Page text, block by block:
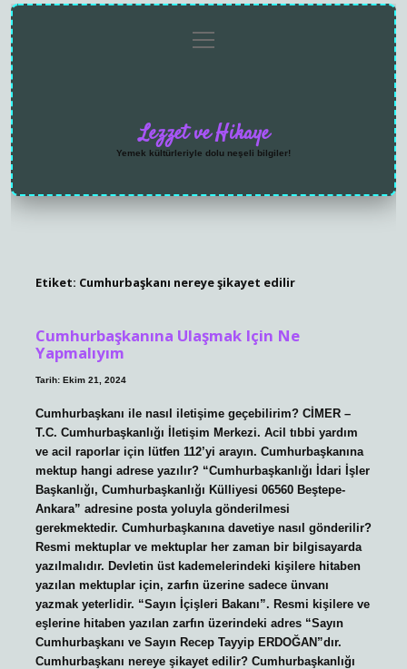
menüyü
aç
Lezzet ve Hikaye
Yemek kültürleriyle dolu neşeli bilgiler!
Etiket: Cumhurbaşkanı nereye şikayet edilir
Cumhurbaşkanına Ulaşmak Için Ne
Yapmalıyım
Tarih: Ekim 21, 2024
Cumhurbaşkanı ile nasıl iletişime geçebilirim? CİMER –
T.C. Cumhurbaşkanlığı İletişim Merkezi. Acil tıbbi yardım
ve acil raporlar için lütfen 112’yi arayın. Cumhurbaşkanına
mektup hangi adrese yazılır? “Cumhurbaşkanlığı İdari İşler
Başkanlığı, Cumhurbaşkanlığı Külliyesi 06560 Beştepe-
Ankara” adresine posta yoluyla gönderilmesi
gerekmektedir. Cumhurbaşkanına davetiye nasıl gönderilir?
Resmi mektuplar ve mektuplar her zaman bir bilgisayarda
yazılmalıdır. Devletin üst kademelerindeki kişilere hitaben
yazılan mektuplar için, zarfın üzerine sadece ünvanı
yazmak yeterlidir. “Sayın İçişleri Bakanı”. Resmi kişilere ve
eşlerine hitaben yazılan zarfın üzerindeki adres “Sayın
Cumhurbaşkanı ve Sayın Recep Tayyip ERDOĞAN”dır.
Cumhurbaşkanı nereye şikayet edilir? Cumhurbaşkanlığı